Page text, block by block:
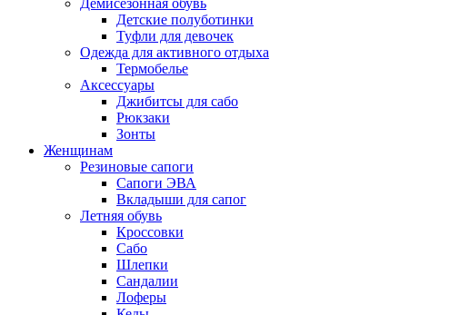
Демисезонная обувь
Детские полуботинки
Туфли для девочек
Одежда для активного отдыха
Термобелье
Аксессуары
Джибитсы для сабо
Рюкзаки
Зонты
Женщинам
Резиновые сапоги
Cапоги ЭВА
Вкладыши для сапог
Летняя обувь
Кроссовки
Сабо
Шлепки
Сандалии
Лоферы